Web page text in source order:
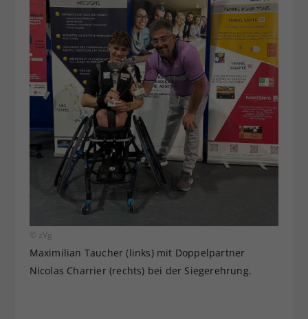
© zVg
Maximilian Taucher (links) mit Doppelpartner
Nicolas Charrier (rechts) bei der Siegerehrung.